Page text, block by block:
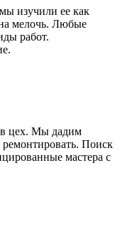
изучили ее как
мелочь. Любые
работ.
в цех. Мы дадим
Поиск
мастера с